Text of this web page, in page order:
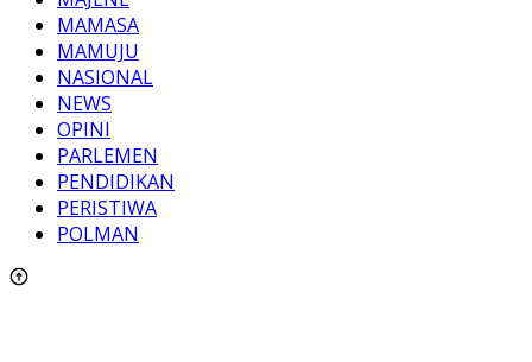
MAMASA
MAMUJU
NASIONAL
NEWS
OPINI
PARLEMEN
PENDIDIKAN
PERISTIWA
POLMAN